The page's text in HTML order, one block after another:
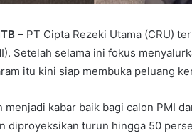
– PT Cipta Rezeki Utama (CRU)
Setelah selama ini fokus
itu kini siap membuka peluang
menjadi kabar baik bagi calon PMI
diproyeksikan turun hingga 50